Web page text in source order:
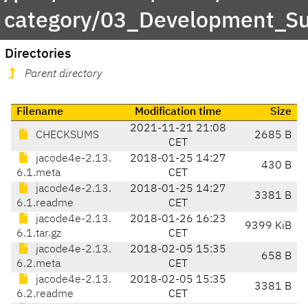
category/
Directories
Parent directory
Filename Modification time Size
CHECKSUMS
2021-11-21 21:08
CET
2685 B
jacode4e-2.13.
6.1.meta
2018-01-25 14:27
CET
430 B
jacode4e-2.13.
6.1.readme
2018-01-25 14:27
CET
3381 B
jacode4e-2.13.
6.1.tar.gz
2018-01-26 16:23
CET
9399 KiB
jacode4e-2.13.
6.2.meta
2018-02-05 15:35
CET
658 B
jacode4e-2.13.
6.2.readme
2018-02-05 15:35
CET
3381 B